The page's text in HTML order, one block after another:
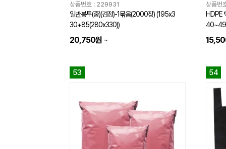
상품번호 : 229931
일반봉투(중)(검정)-1묶음(2000장) (195x3
30+85(280x330))
20,750원 ~
상품번
HDPE
53 54